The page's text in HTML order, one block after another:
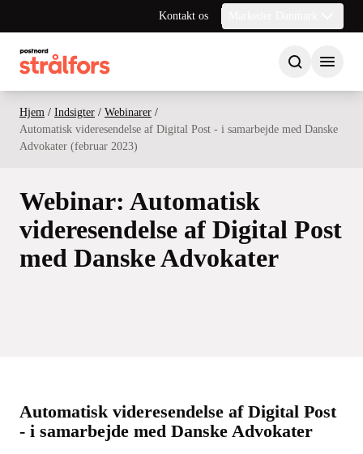
Kontakt os
Hjem / Indsigter / Webinarer /
Automatisk videresendelse af Digital Post - i samarbejde med Danske
Advokater (februar 2023)
Webinar: Automatisk
videresendelse af Digital Post
med Danske Advokater
Automatisk videresendelse af Digital Post
- i samarbejde med Danske Advokater